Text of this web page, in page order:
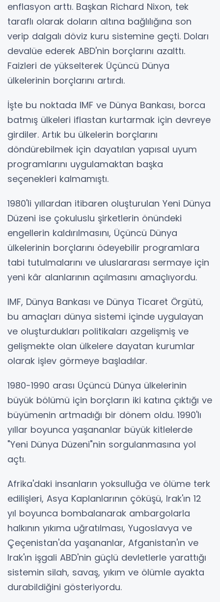
enflasyon arttı. Başkan Richard Nixon, tek
taraflı olarak doların altına bağlılığına son
verip dalgalı döviz kuru sistemine geçti. Doları
devalüe ederek ABD'nin borçlarını azalttı.
Faizleri de yükselterek Üçüncü Dünya
ülkelerinin borçlarını artırdı.
İşte bu noktada IMF ve Dünya Bankası, borca
batmış ülkeleri iflastan kurtarmak için devreye
girdiler. Artık bu ülkelerin borçlarını
döndürebilmek için dayatılan yapısal uyum
programlarını uygulamaktan başka
seçenekleri kalmamıştı.
1980'li yıllardan itibaren oluşturulan Yeni Dünya
Düzeni ise çokuluslu şirketlerin önündeki
engellerin kaldırılmasını, Üçüncü Dünya
ülkelerinin borçlarını ödeyebilir programlara
tabi tutulmalarını ve uluslararası sermaye için
yeni kâr alanlarının açılmasını amaçlıyordu.
IMF, Dünya Bankası ve Dünya Ticaret Örgütü,
bu amaçları dünya sistemi içinde uygulayan
ve oluşturdukları politikaları azgelişmiş ve
gelişmekte olan ülkelere dayatan kurumlar
olarak işlev görmeye başladılar.
1980-1990 arası Üçüncü Dünya ülkelerinin
büyük bölümü için borçların iki katına çıktığı ve
büyümenin artmadığı bir dönem oldu. 1990'lı
yıllar boyunca yaşananlar büyük kitlelerde
"Yeni Dünya Düzeni"nin sorgulanmasına yol
açtı.
Afrika'daki insanların yoksulluğa ve ölüme terk
edilişleri, Asya Kaplanlarının çöküşü, Irak'ın 12
yıl boyunca bombalanarak ambargolarla
halkının yıkıma uğratılması, Yugoslavya ve
Çeçenistan'da yaşananlar, Afganistan'ın ve
Irak'ın işgali ABD'nin güçlü devletlerle yarattığı
sistemin silah, savaş, yıkım ve ölümle ayakta
durabildiğini gösteriyordu.